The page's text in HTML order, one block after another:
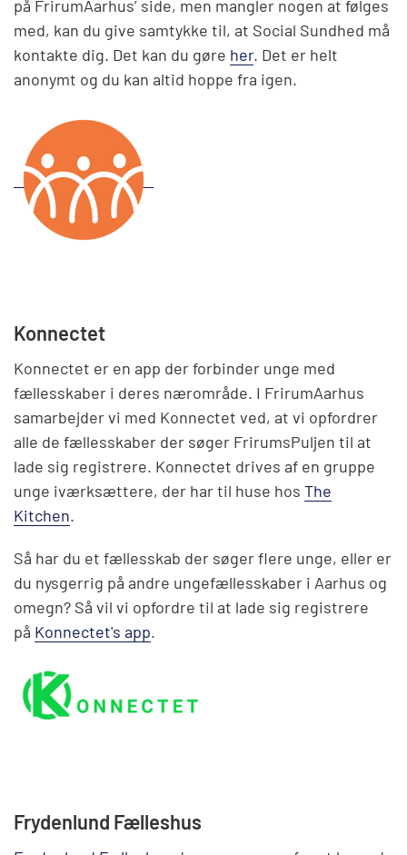
på FrirumAarhus’ side, men mangler nogen at følges
med, kan du give samtykke til, at Social Sundhed må
kontakte dig. Det kan du gøre her. Det er helt
anonymt og du kan altid hoppe fra igen.
Konnectet
Konnectet er en app der forbinder unge med
fællesskaber i deres nærområde. I FrirumAarhus
samarbejder vi med Konnectet ved, at vi opfordrer
alle de fællesskaber der søger FrirumsPuljen til at
lade sig registrere. Konnectet drives af en gruppe
unge iværksættere, der har til huse hos The
Kitchen.
Så har du et fællesskab der søger flere unge, eller er
du nysgerrig på andre ungefællesskaber i Aarhus og
omegn? Så vil vi opfordre til at lade sig registrere
på Konnectet's app.
Frydenlund Fælleshus